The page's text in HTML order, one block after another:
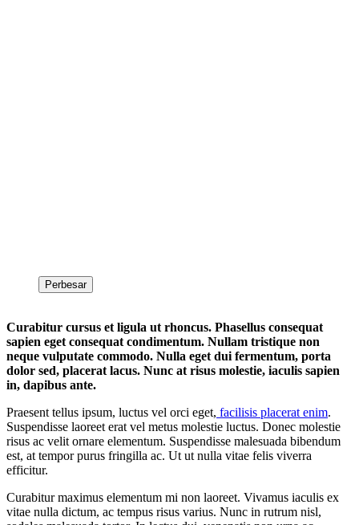
Perbesar
Curabitur cursus et ligula ut rhoncus. Phasellus consequat
sapien eget consequat condimentum. Nullam tristique non
neque vulputate commodo. Nulla eget dui fermentum, porta
dolor sed, placerat lacus. Nunc at risus molestie, iaculis sapien
in, dapibus ante.
Praesent tellus ipsum, luctus vel orci eget, facilisis placerat enim.
Suspendisse laoreet erat vel metus molestie luctus. Donec molestie
risus ac velit ornare elementum. Suspendisse malesuada bibendum
est, at tempor purus fringilla ac. Ut ut nulla vitae felis viverra
efficitur.
Curabitur maximus elementum mi non laoreet. Vivamus iaculis ex
vitae nulla dictum, ac tempus risus varius. Nunc in rutrum nisl,